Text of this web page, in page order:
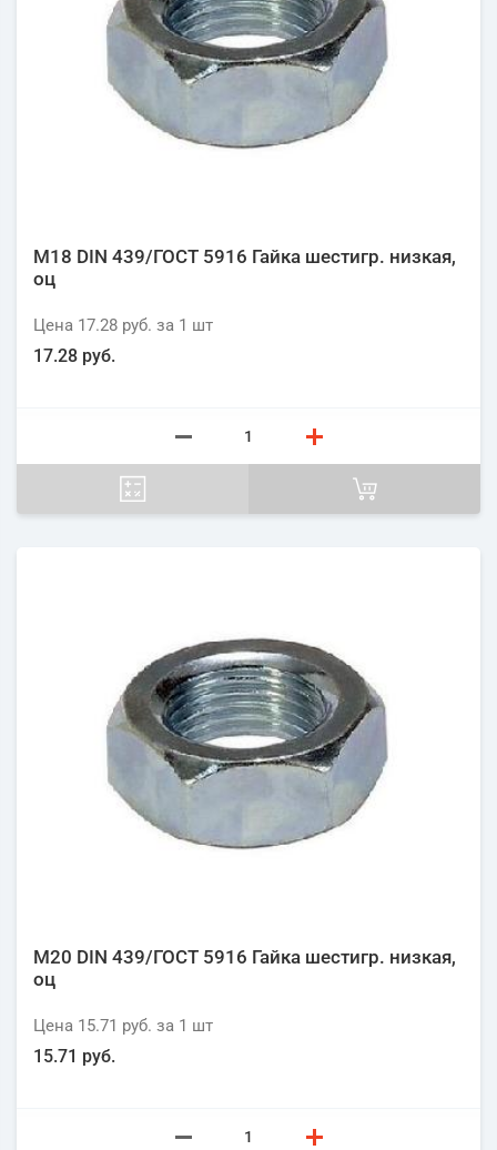
М18 DIN 439/ГОСТ 5916 Гайка шестигр. низкая,
оц
Цена 17.28 руб. за 1 шт
17.28 руб.
М20 DIN 439/ГОСТ 5916 Гайка шестигр. низкая,
оц
Цена 15.71 руб. за 1 шт
15.71 руб.